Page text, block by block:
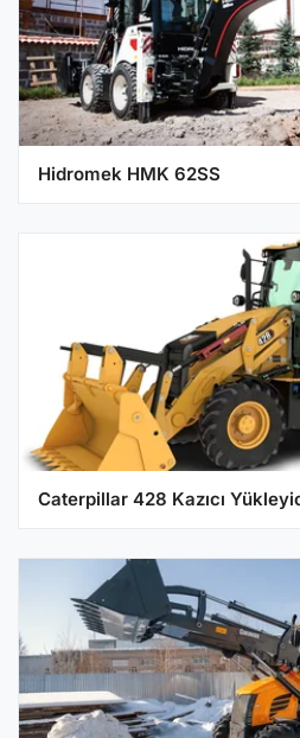
Hidromek HMK 62SS
Caterpillar 428 Kazıcı